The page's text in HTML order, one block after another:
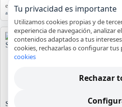
este análisis detallado.…
agua,averías ,lavadora,reparación,Tarragona
Significado del Error E01 en Hornos
Tu privacidad es importante
Utilizamos cookies propias y de
experiencia de navegación, analizar
contenidos adaptados a tus
cookies, rechazarlas o configurar tus
cookies
Rechazar